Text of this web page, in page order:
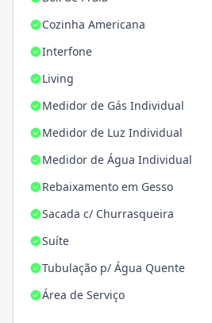
Cozinha Americana
Interfone
Living
Medidor de Gás Individual
Medidor de Luz Individual
Medidor de Água Individual
Rebaixamento em Gesso
Sacada c/ Churrasqueira
Suíte
Tubulação p/ Água Quente
Área de Serviço